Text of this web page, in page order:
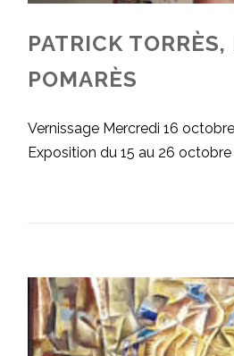
PATRICK
POMARÈS
Vernissage Mercredi 16
Exposition du 15 au 26 octobre